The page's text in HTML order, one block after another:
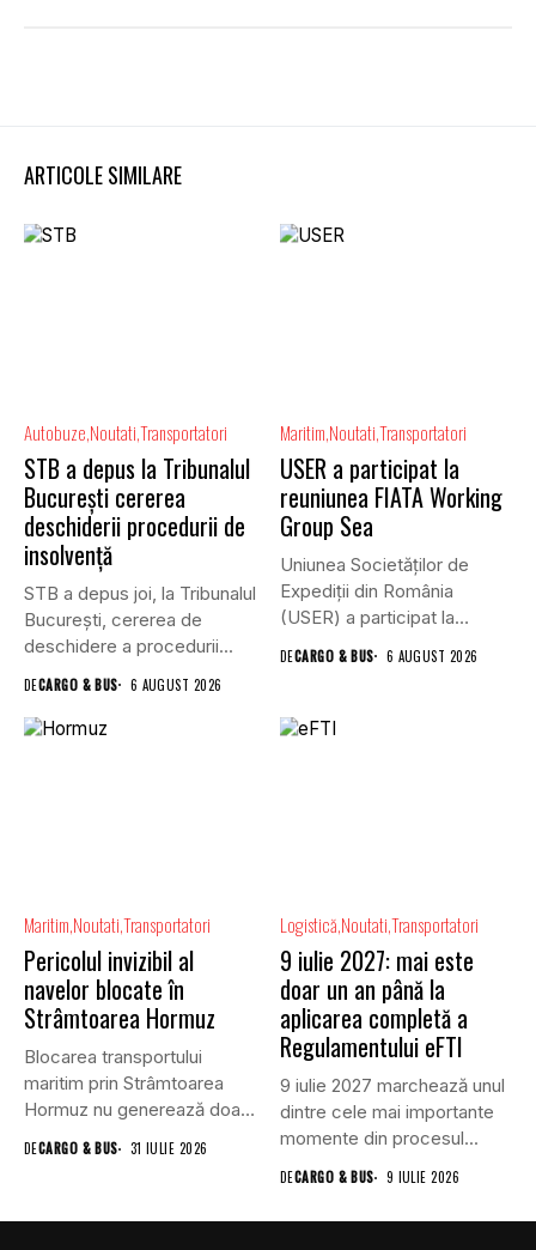
ARTICOLE SIMILARE
Autobuze NoutatiTransportatori
STB a depus la Tribunalul
București cererea
deschiderii procedurii de
insolvență
STB a depus joi, la Tribunalul
Bucureşti, cererea de
deschidere a procedurii...
DECARGO & BUS 6 AUGUST 2026
Maritim NoutatiTransportatori
USER a participat la
reuniunea FIATA Working
Group Sea
Uniunea Societăților de
Expediții din România
(USER) a participat la
DECARGO & BUS 6 AUGUST 2026
Maritim NoutatiTransportatori
Pericolul invizibil al
navelor blocate în
Strâmtoarea Hormuz
Blocarea transportului
maritim prin Strâmtoarea
Hormuz nu generează doar
efecte economice și...
DECARGO & BUS 31 IULIE 2026
Logistică NoutatiTransportatori
9 iulie 2027: mai este
doar un an până la
aplicarea completă a
Regulamentului eFTI
9 iulie 2027 marchează unul
dintre cele mai importante
momente din procesul...
DECARGO & BUS 9 IULIE 2026